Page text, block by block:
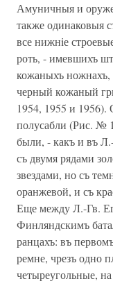
Амуничныя и
также одинаковыя
все нижнiе
роть, - имевшихъ
кожаныхъ
черный кожаный
1954, 1955 и
полусабли (Рис. №
были, - какъ и въ
съ двумя рядами
звездами, но съ
оранжевой, и съ
Еще между Л.-Гв.
Финляндскимъ
ранцахъ: въ
ремне, чрезъ одно
четыреугольные,